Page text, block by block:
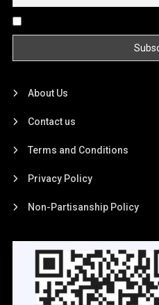
About Us
Contact us
Terms and Conditions
Privacy Policy
Non-Partisanship Policy